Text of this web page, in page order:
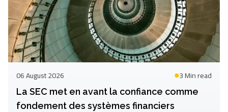
06 August 2026 3 Minread
La SEC met en avant la confiance comme
fondement des systèmes financiers